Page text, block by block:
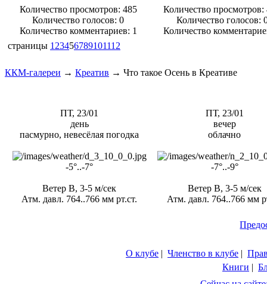
Количество просмотров: 485
Количество голосов:0
Количество комментариев: 1
Количество просмотров:
Количество голосов:
Количество
страницы 1 23456789101112
ККМ-галереи → Креатив → Что такое Осень в Креативе
ПТ, 23/01
день
пасмурно, невесёлая погодка
-5°..-7°
Ветер В, 3-5 м/сек
Атм. давл. 764..766 мм рт.ст.
ПТ, 23/01
вечер
облачно
-7°..-9°
Ветер В, 3-5 м/сек
Атм. давл. 764..766 мм
О клубе | Членство в клубе |
Книги |